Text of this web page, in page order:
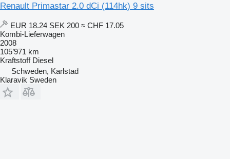
Renault Primastar 2.0 dCi (114hk) 9 sits
EUR 18.24 SEK 200 ≈ CHF 17.05
Kombi-Lieferwagen
2008
105’971 km
Kraftstoff Diesel
Schweden, Karlstad
Klaravik Sweden